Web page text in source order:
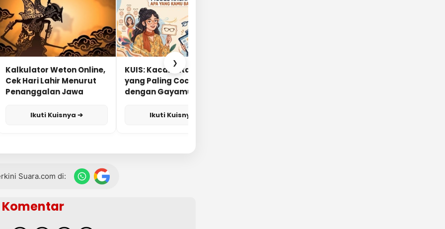
Kalkulator Weton Online,
Cek Hari Lahir Menurut
Penanggalan Jawa
Ikuti Kuisnya ➔
KUIS: Kacamata Apa
yang Paling Cocok
dengan Gayamu?
Ikuti Kuisnya ➔
❯
Suara.com di:
Komentar